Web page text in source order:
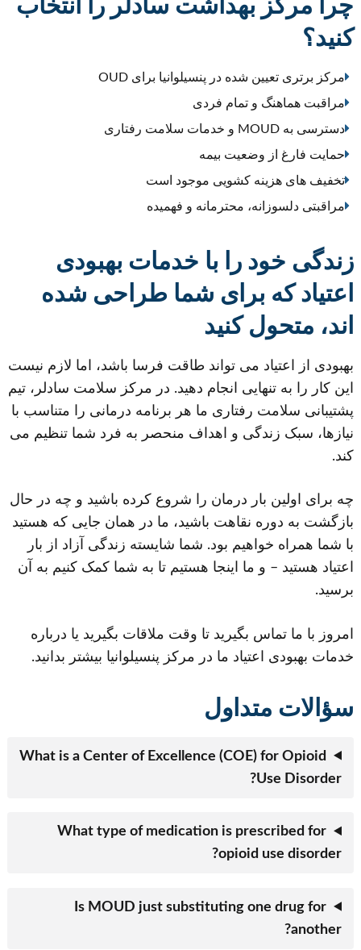
چرا مرکز بهداشت سادلر را انتخاب
کنید؟
مرکز برتری تعیین شده در پنسیلوانیا برای OUD
مراقبت هماهنگ و تمام فردی
دسترسی به MOUD و خدمات سلامت رفتاری
حمایت فارغ از وضعیت بیمه
تخفیف های هزینه کشویی موجود است
مراقبتی دلسوزانه، محترمانه و فهمیده
زندگی خود را با خدمات بهبودی
اعتیاد که برای شما طراحی شده
اند، متحول کنید
بهبودی از اعتیاد می تواند طاقت فرسا باشد، اما لازم نیست
این کار را به تنهایی انجام دهید. در مرکز سلامت سادلر، تیم
پشتیبانی سلامت رفتاری ما هر برنامه درمانی را متناسب با
نیازها، سبک زندگی و اهداف منحصر به فرد شما تنظیم می
کند.
چه برای اولین بار درمان را شروع کرده باشید و چه در حال
بازگشت به دوره نقاهت باشید، ما در همان جایی که هستید
با شما همراه خواهیم بود. شما شایسته زندگی آزاد از بار
اعتیاد هستید – و ما اینجا هستیم تا به شما کمک کنیم به آن
برسید.
امروز با ما تماس بگیرید تا وقت ملاقات بگیرید یا درباره
خدمات بهبودی اعتیاد ما در مرکز پنسیلوانیا بیشتر بدانید.
سؤالات متداول
What is a Center of Excellence (COE) for Opioid
Use Disorder?
What type of medication is prescribed for
opioid use disorder?
Is MOUD just substituting one drug for
another?